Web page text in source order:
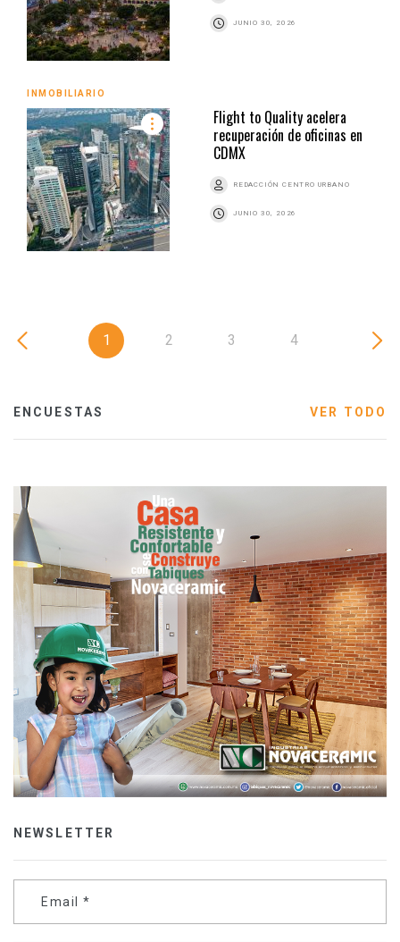
JUNIO 30, 2026
INMOBILIARIO
Flight to Quality acelera
recuperación de oficinas en
CDMX
REDACCIÓN CENTRO URBANO
JUNIO 30, 2026
1 2 3 4
ENCUESTAS VER TODO
NEWSLETTER
Email *